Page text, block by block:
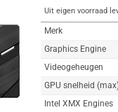
Uit eigen voorraad
Merk
Graphics Engine
Videogeheugen
GPU snelheid
Intel XMX Engines